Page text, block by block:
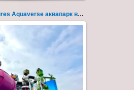
Columbia Pictures Aquaverse аквапарк в Паттайе 254
23.10.2022
Aquaverse - новый
аквапарк в Паттайе.
в октябре 2022 после
и смены...